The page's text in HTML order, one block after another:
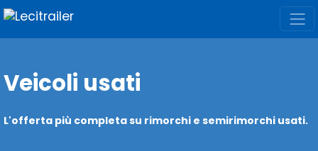
Veicoli usati
L'offerta più completa su rimorchi e semirimorchi usati.